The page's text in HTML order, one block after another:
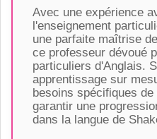
Avec une expérience
l'enseignement
une parfaite maîtrise
ce professeur dévoué
particuliers d'Anglais.
apprentissage sur
besoins spécifiques
garantir une
dans la langue de